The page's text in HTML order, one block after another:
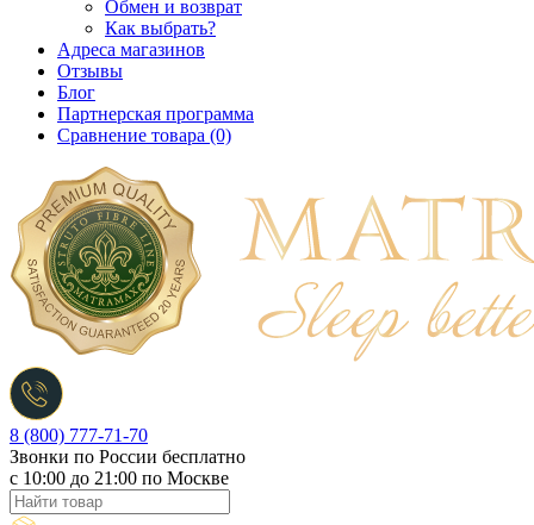
Обмен и возврат
Как выбрать?
Адреса магазинов
Отзывы
Блог
Партнерская программа
Сравнение товара (0)
8 (800) 777-71-70
Звонки по России бесплатно
c 10:00 до 21:00 по Москве